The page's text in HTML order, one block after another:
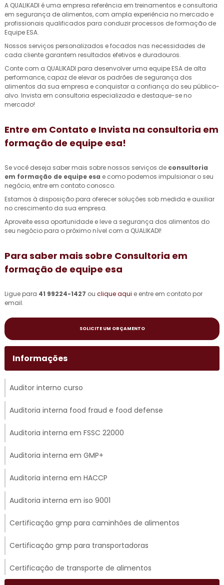
A QUALIKADI é uma empresa referência em treinamentos e consultoria
em segurança de alimentos, com ampla experiência no mercado e
profissionais qualificados para conduzir processos de formação de
Equipe ESA.
Nossos serviços personalizados e focados nas necessidades de
cada cliente garantem resultados efetivos e duradouros.
Conte com a QUALIKADI para desenvolver uma equipe ESA de alta
performance, capaz de elevar os padrões de segurança dos
alimentos da sua empresa e conquistar a confiança do seu público-
alvo. Invista em consultoria especializada e destaque-se no
mercado!
Entre em Contato e Invista na consultoria em
formação de equipe esa!
Se você deseja saber mais sobre nossos serviços de consultoria
em formação de equipe esa e como podemos impulsionar o seu
negócio, entre em contato conosco.
Estamos à disposição para oferecer soluções sob medida e auxiliar
no crescimento da sua empresa.
Aproveite essa oportunidade e leve a segurança dos alimentos do
seu negócio para o próximo nível com a QUALIKADI!
Para saber mais sobre Consultoria em
formação de equipe esa
Ligue para 41 99224-1427 ou clique aqui e entre em contato por
email.
SOLICITE UM ORÇAMENTO
Informações
Auditor interno curso
Auditoria interna food fraud e food defense
Auditoria interna em FSSC 22000
Auditoria interna em GMP+
Auditoria interna em HACCP
Auditoria interna em iso 9001
Certificação gmp para caminhões de alimentos
Certificação gmp para transportadoras
Certificação de transporte de alimentos